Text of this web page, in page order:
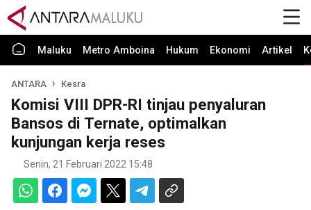
Maluku Metro Amboina Hukum Ekonomi Artikel
ANTARA Kesra
Komisi VIII DPR-RI tinjau penyaluran
Bansos di Ternate, optimalkan
kunjungan kerja reses
Senin, 21 Februari 2022 15:48